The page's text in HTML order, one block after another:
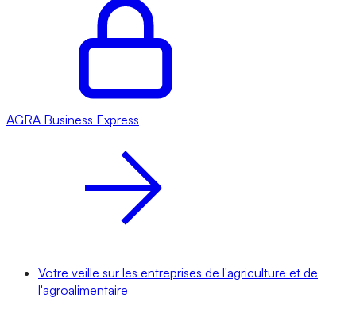
AGRA Business Express
Votre veille sur les entreprises de l'agriculture et de
l'agroalimentaire